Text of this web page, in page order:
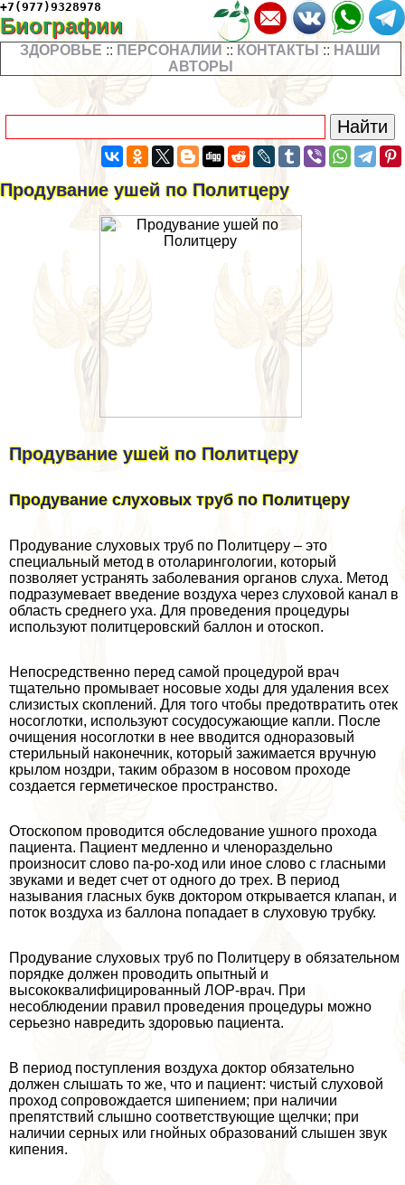
+7(977)9328978
Биографии
ЗДОРОВЬЕ :: ПЕРСОНАЛИИ :: КОНТАКТЫ :: НАШИ
АВТОРЫ
Продувание ушей по Политцеру
Продувание ушей по Политцеру
Продувание слуховых труб по Политцеру
Продувание слуховых труб по Политцеру – это
специальный метод в отоларингологии, который
позволяет устранять заболевания органов слуха. Метод
подразумевает введение воздуха через слуховой канал в
область среднего уха. Для проведения процедуры
используют политцеровский баллон и отоскоп.
Непосредственно перед самой процедурой врач
тщательно промывает носовые ходы для удаления всех
слизистых скоплений. Для того чтобы предотвратить отек
носоглотки, используют сосудосужающие капли. После
очищения носоглотки в нее вводится одноразовый
стерильный наконечник, который зажимается вручную
крылом ноздри, таким образом в носовом проходе
создается герметическое прострaнcтво.
Отоскопом проводится обследование ушного прохода
пациента. Пациент медленно и члeнораздельно
произносит слово па-ро-ход или иное слово с гласными
звуками и ведет счет от одного до трех. В период
называния гласных букв доктором открывается клапан, и
поток воздуха из баллона попадает в слуховую трубку.
Продувание слуховых труб по Политцеру в обязательном
порядке должен проводить опытный и
высококвалифицированный ЛОР-врач. При
несоблюдении правил проведения процедуры можно
серьезно навредить здоровью пациента.
В период поступления воздуха доктор обязательно
должен слышать то же, что и пациент: чистый слуховой
проход сопровождается шипением; при наличии
препятствий слышно соответствующие щелчки; при
наличии серных или гнойных образований слышен звук
кипения.